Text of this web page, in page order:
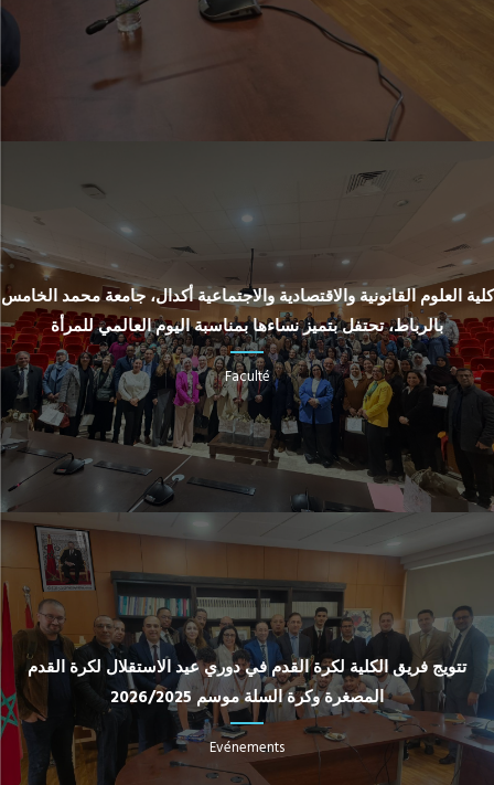
كلية العلوم القانونية والاقتصادية والاجتماعية أكدال، جامعة محمد الخامس
بالرباط، تحتفل بتميز نساءها بمناسبة اليوم العالمي للمرأة
Faculté
تتويج فريق الكلية لكرة القدم في دوري عيد الاستقلال لكرة القدم
المصغرة وكرة السلة موسم 2026/2025
Evénements